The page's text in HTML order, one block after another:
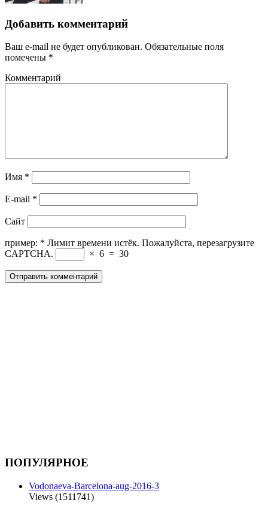
Добавить комментарий
Ваш e-mail не будет опубликован. Обязательные поля
помечены *
Комментарий
Имя *
E-mail *
Сайт
пример: * Лимит времени истёк. Пожалуйста, перезагрузите
CAPTCHA.
× 6 = 30
ПОПУЛЯРНОЕ
Vodonaeva-Barcelona-aug-2016-3
Views (1511741)